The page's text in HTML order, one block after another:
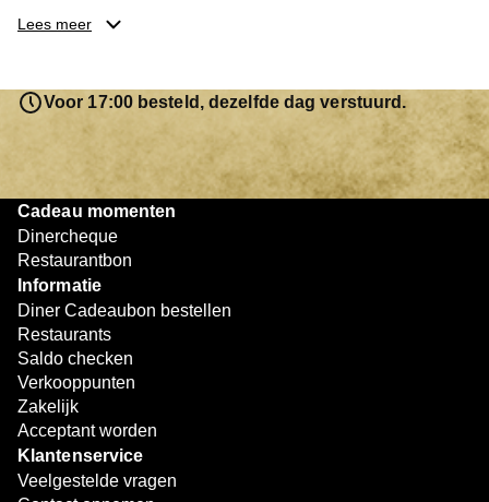
je keuze hebt gemaakt, kun je eenvoudig reserveren en na
resterende bedrag blijft gewoon op de bon staan en kan
later worden gebruikt. Zo geniet je keer op keer van
bijzondere eetmomenten.
Lees meer
Voor 17:00 besteld, dezelfde dag verstuurd.
Cadeau momenten
Dinercheque
Restaurantbon
Informatie
Diner Cadeaubon bestellen
Restaurants
Saldo checken
Verkooppunten
Zakelijk
Acceptant worden
Klantenservice
Veelgestelde vragen